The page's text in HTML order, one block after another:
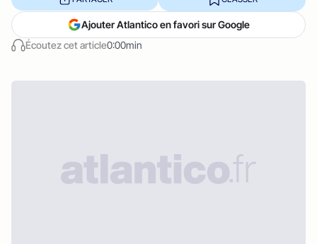
Écoutez cet article0:00min
Ajouter Atlantico en favori sur Google